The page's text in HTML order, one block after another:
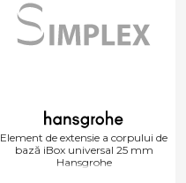
Element de extensie a corpului de
bază iBox universal 25 mm
Hansgrohe